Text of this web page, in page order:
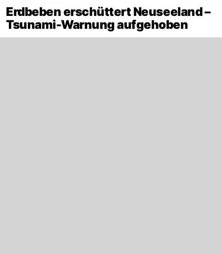
Erdbeben erschüttert Neuseeland –
Tsunami-Warnung aufgehoben